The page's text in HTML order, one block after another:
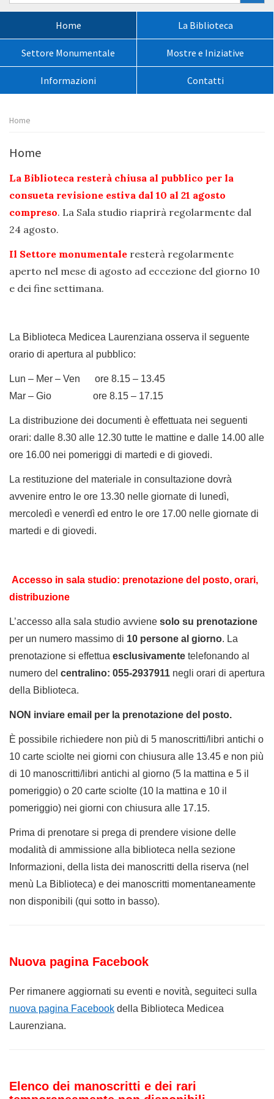
Home La Biblioteca
Settore Monumentale Mostre e Iniziative
Informazioni Contatti
Percorso
Home
Home
La Biblioteca resterà chiusa al pubblico per la
consueta revisione estiva dal 10 al 21 agosto
compreso. La Sala studio riaprirà regolarmente dal
24 agosto.
Il Settore monumentale resterà regolarmente
aperto nel mese di agosto ad eccezione del giorno 10
e dei fine settimana.
La Biblioteca Medicea Laurenziana osserva il seguente
orario di apertura al pubblico:
Lun – Mer – Ven ore 8.15 – 13.45
Mar – Gio ore 8.15 – 17.15
La distribuzione dei documenti è effettuata nei seguenti
orari: dalle 8.30 alle 12.30 tutte le mattine e dalle 14.00 alle
ore 16.00 nei pomeriggi di martedi e di giovedi.
La restituzione del materiale in consultazione dovrà
avvenire entro le ore 13.30 nelle giornate di lunedì,
mercoledì e venerdì ed entro le ore 17.00 nelle giornate di
martedi e di giovedi.
Accesso in sala studio: prenotazione del posto, orari,
distribuzione
L’accesso alla sala studio avviene solo su prenotazione
per un numero massimo di 10 persone al giorno. La
prenotazione si effettua esclusivamente telefonando al
numero del centralino: 055-2937911 negli orari di apertura
della Biblioteca.
NON inviare email per la prenotazione del posto.
È possibile richiedere non più di 5 manoscritti/libri antichi o
10 carte sciolte nei giorni con chiusura alle 13.45 e non più
di 10 manoscritti/libri antichi al giorno (5 la mattina e 5 il
pomeriggio) o 20 carte sciolte (10 la mattina e 10 il
pomeriggio) nei giorni con chiusura alle 17.15.
Prima di prenotare si prega di prendere visione delle
modalità di ammissione alla biblioteca nella sezione
Informazioni, della lista dei manoscritti della riserva (nel
menù La Biblioteca) e dei manoscritti momentaneamente
non disponibili (qui sotto in basso).
Nuova pagina Facebook
Per rimanere aggiornati su eventi e novità, seguiteci sulla
nuova pagina Facebook della Biblioteca Medicea
Laurenziana.
Elenco dei manoscritti e dei rari